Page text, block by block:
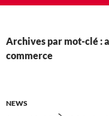
Archives par mot-clé :
commerce
NEWS